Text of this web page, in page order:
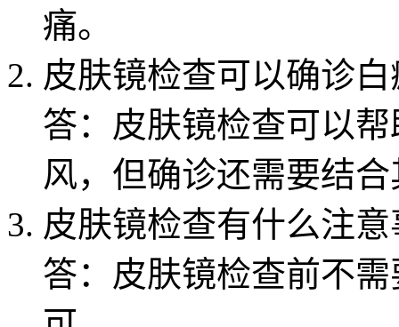
痛。
皮肤镜检查可以确诊
答：皮肤镜检查可以
风，但确诊还需要结
皮肤镜检查有什么注
答：皮肤镜检查前不